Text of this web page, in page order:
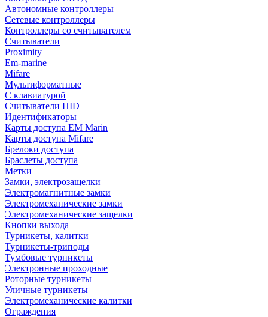
Автономные контроллеры
Сетевые контроллеры
Контроллеры со считывателем
Считыватели
Proximity
Em-marine
Mifare
Мультиформатные
С клавиатурой
Считыватели HID
Идентификаторы
Карты доступа EM Marin
Карты доступа Mifare
Брелоки доступа
Браслеты доступа
Метки
Замки, электрозащелки
Электромагнитные замки
Электромеханические замки
Электромеханические защелки
Кнопки выхода
Турникеты, калитки
Турникеты-триподы
Тумбовые турникеты
Электронные проходные
Роторные турникеты
Уличные турникеты
Электромеханические калитки
Ограждения